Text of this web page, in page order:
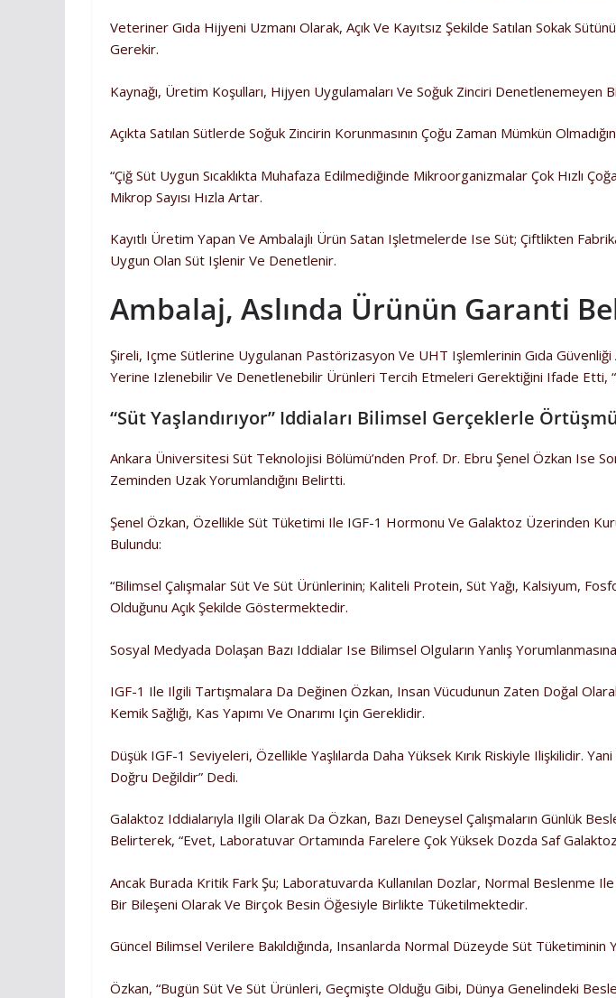
Veteriner Gıda Hijyeni Uzmanı Olarak, Açık Ve Kayıtsız Şekilde Satılan Sokak
Gerekir.
Kaynağı, Üretim Koşulları, Hijyen Uygulamaları Ve Soğuk Zinciri Denetlenemeyen
Açıkta Satılan Sütlerde Soğuk Zincirin Korunmasının Çoğu Zaman Mümkün
“Çiğ Süt Uygun Sıcaklıkta Muhafaza Edilmediğinde Mikroorganizmalar Çok Hızlı
Mikrop Sayısı Hızla Artar.
Kayıtlı Üretim Yapan Ve Ambalajlı Ürün Satan Işletmelerde Ise Süt; Çiftlikten
Uygun Olan Süt Işlenir Ve Denetlenir.
Ambalaj, Aslında Ürünün Garanti
Şireli, Içme Sütlerine Uygulanan Pastörizasyon Ve UHT Işlemlerinin Gıda
Yerine Izlenebilir Ve Denetlenebilir Ürünleri Tercih Etmeleri Gerektiğini Ifade Etti,
“Süt Yaşlandırıyor” Iddiaları Bilimsel Gerçeklerle
Ankara Üniversitesi Süt Teknolojisi Bölümü’nden Prof. Dr. Ebru Şenel Özkan Ise
Zeminden Uzak Yorumlandığını Belirtti.
Şenel Özkan, Özellikle Süt Tüketimi Ile IGF-1 Hormonu Ve Galaktoz Üzerinden
Bulundu:
“Bilimsel Çalışmalar Süt Ve Süt Ürünlerinin; Kaliteli Protein, Süt Yağı, Kalsiyum,
Olduğunu Açık Şekilde Göstermektedir.
Sosyal Medyada Dolaşan Bazı Iddialar Ise Bilimsel Olguların Yanlış
IGF-1 Ile Ilgili Tartışmalara Da Değinen Özkan, Insan Vücudunun Zaten Doğal
Kemik Sağlığı, Kas Yapımı Ve Onarımı Için Gereklidir.
Düşük IGF-1 Seviyeleri, Özellikle Yaşlılarda Daha Yüksek Kırık Riskiyle Ilişkilidir.
Doğru Değildir” Dedi.
Galaktoz Iddialarıyla Ilgili Olarak Da Özkan, Bazı Deneysel Çalışmaların Günlük
Belirterek, “Evet, Laboratuvar Ortamında Farelere Çok Yüksek Dozda Saf
Ancak Burada Kritik Fark Şu; Laboratuvarda Kullanılan Dozlar, Normal Beslenme
Bir Bileşeni Olarak Ve Birçok Besin Öğesiyle Birlikte Tüketilmektedir.
Güncel Bilimsel Verilere Bakıldığında, Insanlarda Normal Düzeyde Süt Tüketiminin
Özkan, “Bugün Süt Ve Süt Ürünleri, Geçmişte Olduğu Gibi, Dünya Genelindeki